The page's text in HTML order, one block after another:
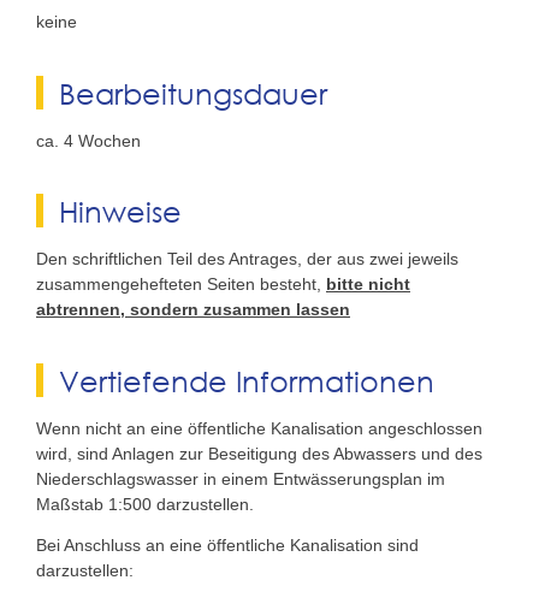
keine
Bearbeitungsdauer
ca. 4 Wochen
Hinweise
Den schriftlichen Teil des Antrages, der aus zwei jeweils
zusammengehefteten Seiten besteht, bitte nicht
abtrennen, sondern zusammen lassen
Vertiefende Informationen
Wenn nicht an eine öffentliche Kanalisation angeschlossen
wird, sind Anlagen zur Beseitigung des Abwassers und des
Niederschlagswasser in einem Entwässerungs­plan im
Maßstab 1:500 darzustellen.
Bei Anschluss an eine öffentliche Kanalisation sind
darzustellen: